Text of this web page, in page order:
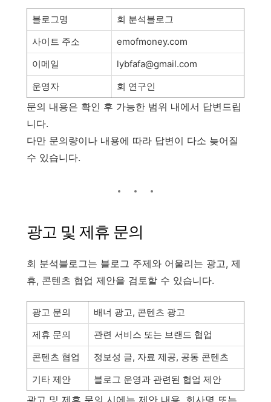
블로그명
회 분석블로그
사이트 주소
emofmoney.com
이메일
lybfafa@gmail.com
운영자
회 연구인
문의 내용은 확인 후 가능한 범위 내에서 답변드립
니다.
다만 문의량이나 내용에 따라 답변이 다소 늦어질
수 있습니다.
광고 및 제휴 문의
회 분석블로그는 블로그 주제와 어울리는 광고, 제
휴, 콘텐츠 협업 제안을 검토할 수 있습니다.
광고 문의
배너 광고, 콘텐츠 광고
제휴 문의
관련 서비스 또는 브랜드 협업
콘텐츠 협업
정보성 글, 자료 제공, 공동 콘텐츠
기타 제안
블로그 운영과 관련된 협업 제안
광고 및 제휴 문의 시에는 제안 내용, 회사명 또는